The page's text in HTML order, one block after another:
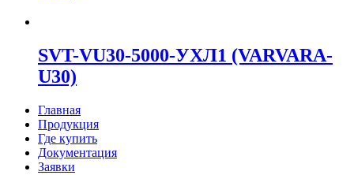
SVT-VU30-5000-УХЛ1 (VARVARA-
U30)
Главная
Продукция
Где купить
Документация
Заявки